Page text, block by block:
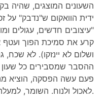
השעונים המוצגים, שהיה
ידית הוואקום ש"נדבק" על
"עיצובים חדשים, עגולים
קרע את סמיכת הפוך
ושלום לא יינזקו). לא
ההסבר שמסבירים כל שעון
פעם עשה הפסקה, הוציא
לאכול ולנוח. השומר, למעלה, לא הופרע בנחירותיו.